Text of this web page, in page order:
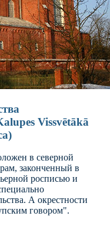
Vissvētākā
в северной
законченный в
росписью и
А окрестности
говором".